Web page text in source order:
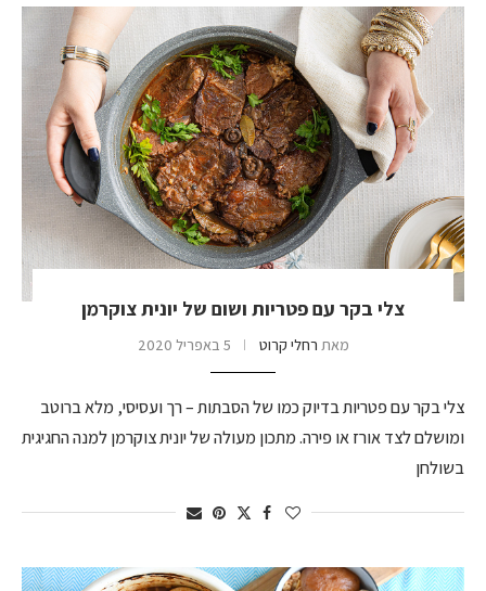
צלי בקר עם פטריות ושום של יונית צוקרמן
מאת רחלי קרוט 5 באפריל 2020
צלי בקר עם פטריות בדיוק כמו של הסבתות – רך ועסיסי, מלא ברוטב
ומושלם לצד אורז או פירה. מתכון מעולה של יונית צוקרמן למנה החגיגית
בשולחן